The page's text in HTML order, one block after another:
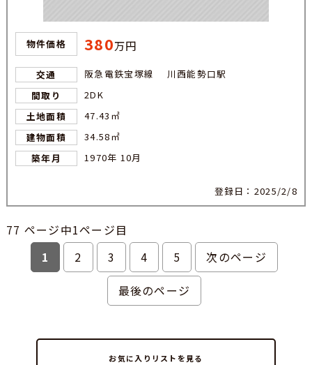
物件価格 380万円
交通
阪急電鉄宝塚線 川西能勢口駅
間取り
2DK
土地面積
47.43㎡
建物面積
34.58㎡
築年月
1970年 10月
登録日：2025/2/8
77 ページ中1ページ目
1
2 3 4 5
次のページ
最後のページ
お気に入りリストを見る